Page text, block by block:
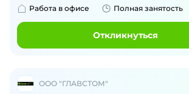
Работа в офисе
Полная занятость
Откликнуться
ООО "ГЛАВСТОМ"